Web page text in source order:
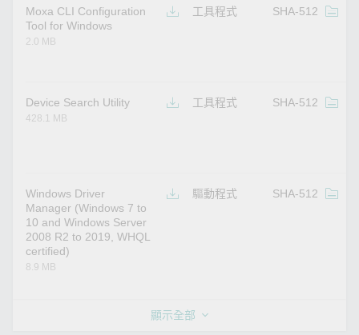
Moxa CLI Configuration
Tool for Windows
2.0 MB
工具程式 SHA-512
Device Search Utility
428.1 MB
工具程式 SHA-512
Windows Driver
Manager (Windows 7 to
10 and Windows Server
2008 R2 to 2019, WHQL
certified)
8.9 MB
驅動程式 SHA-512
顯示全部